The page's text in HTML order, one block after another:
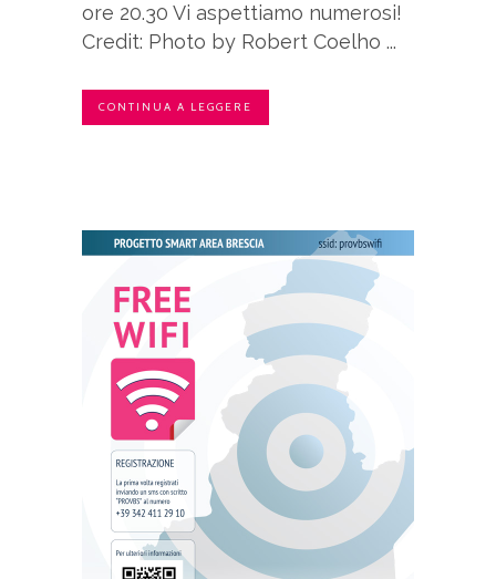
ore 20.30 Vi aspettiamo numerosi!
Credit: Photo by Robert Coelho ...
CONTINUA A LEGGERE